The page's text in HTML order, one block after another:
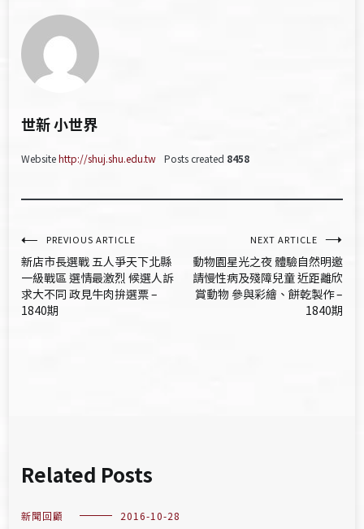
世新 小世界
Websitehttp://shuj.shu.edu.tw Posts created 8458
文
章
導
PREVIOUS ARTICLE
新店市長選戰 五人爭天下北縣
一級戰區 選情最激烈 候選人訴
求大不同 政見牛肉拚選票 –
1840期
NEXT ARTICLE
動物園星光之夜 體驗自然明邀
請慢性病及殘障兒童 近距離欣
賞動物 參與彩繪、餅乾製作 –
1840期
Related Posts
新聞回顧 2016-10-28